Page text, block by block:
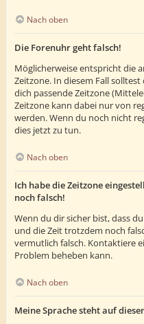
Nach oben
Die Forenuhr geht falsch!
Möglicherweise entspricht die
Zeitzone. In diesem Fall
dich passende Zeitzone
Zeitzone kann dabei nur von
werden. Wenn du noch nicht
dies jetzt zu tun.
Nach oben
Ich habe die Zeitzone
noch falsch!
Wenn du dir sicher bist, dass
und die Zeit trotzdem noch
vermutlich falsch. Kontaktiere
Problem beheben kann.
Nach oben
Meine Sprache steht auf